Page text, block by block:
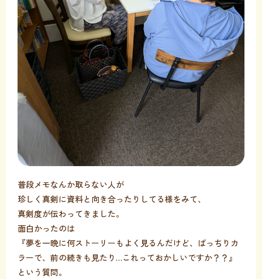
普段メモなんか取らない人が
珍しく真剣に資料と向き合ったりしてる様をみて、
真剣度が伝わってきました。
面白かったのは
『夢を一晩に何ストーリーもよく見るんだけど、ばっちりカ
ラーで、前の続きも見たり…これっておかしいですか？？』
という質問。